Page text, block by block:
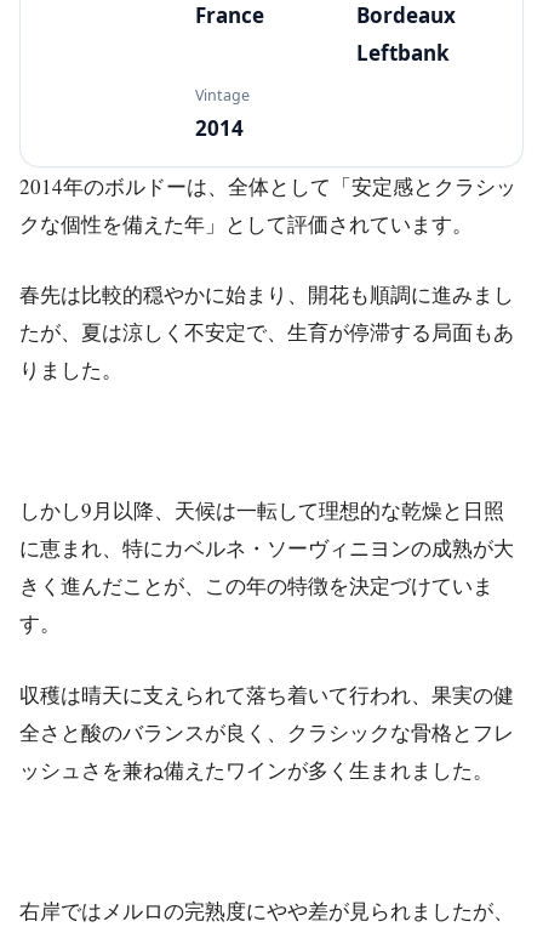
France
Bordeaux
Leftbank
Vintage
2014
2014年のボルドーは、全体として「安定感とクラシッ
クな個性を備えた年」として評価されています。
春先は比較的穏やかに始まり、開花も順調に進みまし
たが、夏は涼しく不安定で、生育が停滞する局面もあ
りました。
しかし9月以降、天候は一転して理想的な乾燥と日照
に恵まれ、特にカベルネ・ソーヴィニヨンの成熟が大
きく進んだことが、この年の特徴を決定づけていま
す。
収穫は晴天に支えられて落ち着いて行われ、果実の健
全さと酸のバランスが良く、クラシックな骨格とフレ
ッシュさを兼ね備えたワインが多く生まれました。
右岸ではメルロの完熟度にやや差が見られましたが、